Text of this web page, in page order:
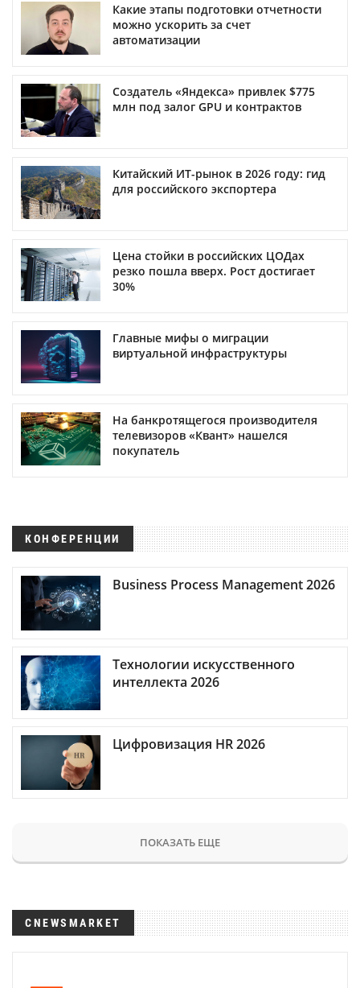
Какие этапы подготовки отчетности
можно ускорить за счет
автоматизации
Создатель «Яндекса» привлек $775
млн под залог GPU и контрактов
Китайский ИТ-рынок в 2026 году: гид
для российского экспортера
Цена стойки в российских ЦОДах
резко пошла вверх. Рост достигает
30%
Главные мифы о миграции
виртуальной инфраструктуры
На банкротящегося производителя
телевизоров «Квант» нашелся
покупатель
КОНФЕРЕНЦИИ
Business Process Management 2026
Технологии искусственного
интеллекта 2026
Цифровизация HR 2026
ПОКАЗАТЬ ЕЩЕ
CNEWSMARKET